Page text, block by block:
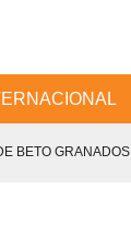
BETO GRANADOS